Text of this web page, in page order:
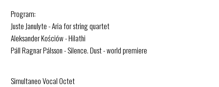
Program:
Juste Janulyte - Aria for string quartet
Aleksander Kościów - Hilathi
Páll Ragnar Pálsson - Silence. Dust - world premiere
Simultaneo Vocal Octet